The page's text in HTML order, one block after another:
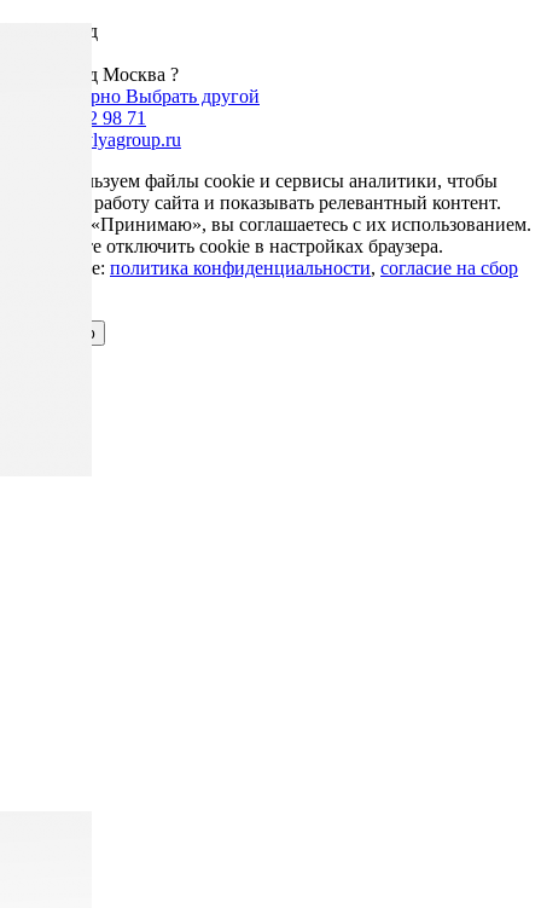
Ваш город
Ваш город Москва ?
Да, все верно Выбрать другой
+7 985 002 98 71
info@krovlyagroup.ru
Мы используем файлы cookie и сервисы аналитики, чтобы
улучшить работу сайта и показывать релевантный контент.
Нажимая «Принимаю», вы соглашаетесь с их использованием.
Вы можете отключить cookie в настройках браузера.
Подробнее: политика конфиденциальности, согласие на сбор
Принимаю